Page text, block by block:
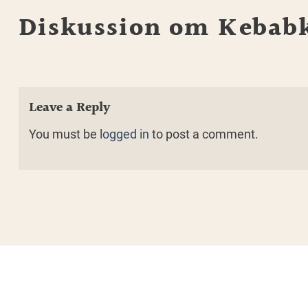
Diskussion om
Leave a Reply
You must be logged in to post a comment.